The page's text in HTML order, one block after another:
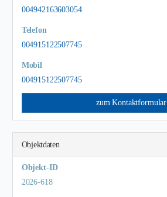
004942163603054
Telefon
004915122507745
Mobil
004915122507745
zum Kontaktformular
Objektdaten
Objekt-ID
2026-618